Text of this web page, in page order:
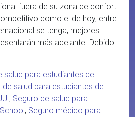
fuera de su zona de confort
como el de hoy, entre
se tenga, mejores
más adelante. Debido
salud para estudiantes de
de salud para estudiantes de
, Seguro de salud para
, Seguro médico para